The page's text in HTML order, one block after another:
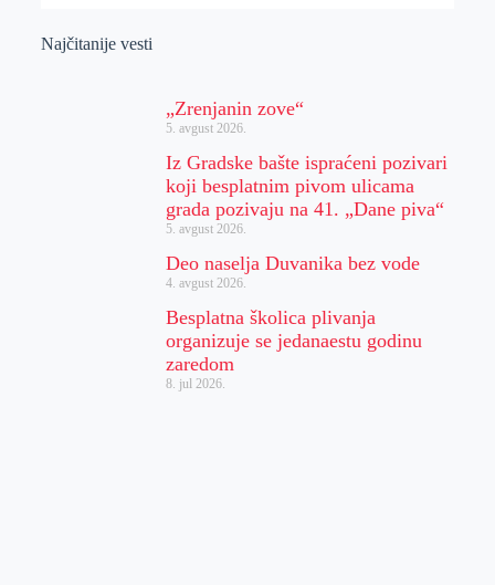
Najčitanije vesti
„Zrenjanin zove“
5. avgust 2026.
Iz Gradske bašte ispraćeni pozivari
koji besplatnim pivom ulicama
grada pozivaju na 41. „Dane piva“
5. avgust 2026.
Deo naselja Duvanika bez vode
4. avgust 2026.
Besplatna školica plivanja
organizuje se jedanaestu godinu
zaredom
8. jul 2026.